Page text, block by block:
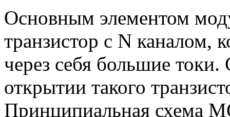
Основным элементом
транзистор с N каналом,
через себя большие
открытии такого
Принципиальная схема